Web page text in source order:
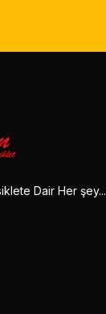
Dair Her şey...